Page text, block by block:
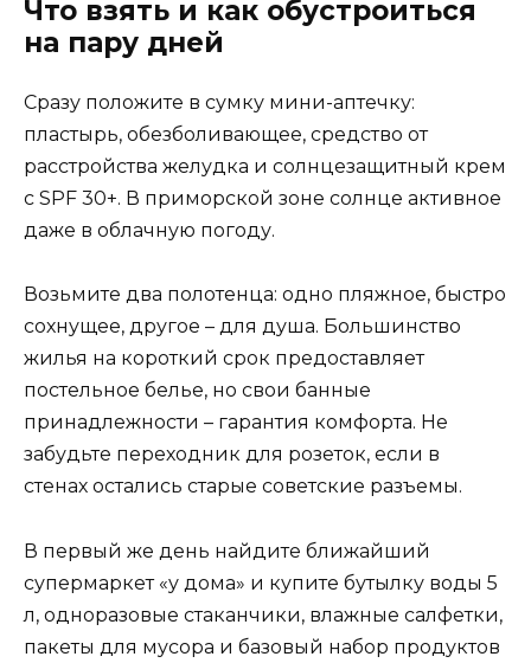
Что взять и как обустроиться
на пару дней
Сразу положите в сумку мини-аптечку:
пластырь, обезболивающее, средство от
расстройства желудка и солнцезащитный крем
с SPF 30+. В приморской зоне солнце активное
даже в облачную погоду.
Возьмите два полотенца: одно пляжное, быстро
сохнущее, другое – для душа. Большинство
жилья на короткий срок предоставляет
постельное белье, но свои банные
принадлежности – гарантия комфорта. Не
забудьте переходник для розеток, если в
стенах остались старые советские разъемы.
В первый же день найдите ближайший
супермаркет «у дома» и купите бутылку воды 5
л, одноразовые стаканчики, влажные салфетки,
пакеты для мусора и базовый набор продуктов